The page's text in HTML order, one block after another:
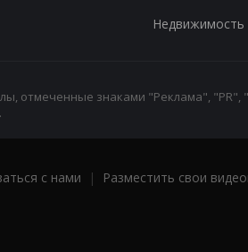
Недвижимость
отмеченные знаками "Реклама", "PR",
с нами | Разместить свои